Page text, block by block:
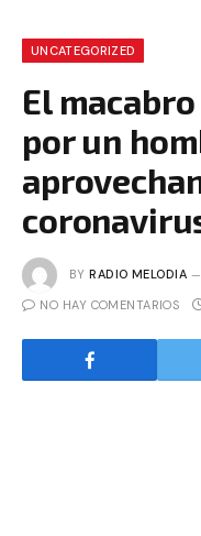
UNCATEGORIZED
El
por un
BY RADIO MELODIA
NO HAY COMENTARIOS